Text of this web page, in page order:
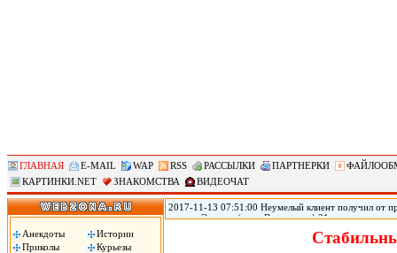
ГЛАВНАЯ E-MAIL WAP RSS РАССЫЛКИ ПАРТНЕРКИ
КАРТИНКИ.NET
ЗНАКОМСТВА ВИДЕОЧАТ
Анекдоты
Истории
Приколы
Курьезы
2017-11-13 07:51:00 Неумелый клиент получил от
городе Эверетт (штат Вашингтон) 21-летняя
Пули застряли у него в голове, он не может